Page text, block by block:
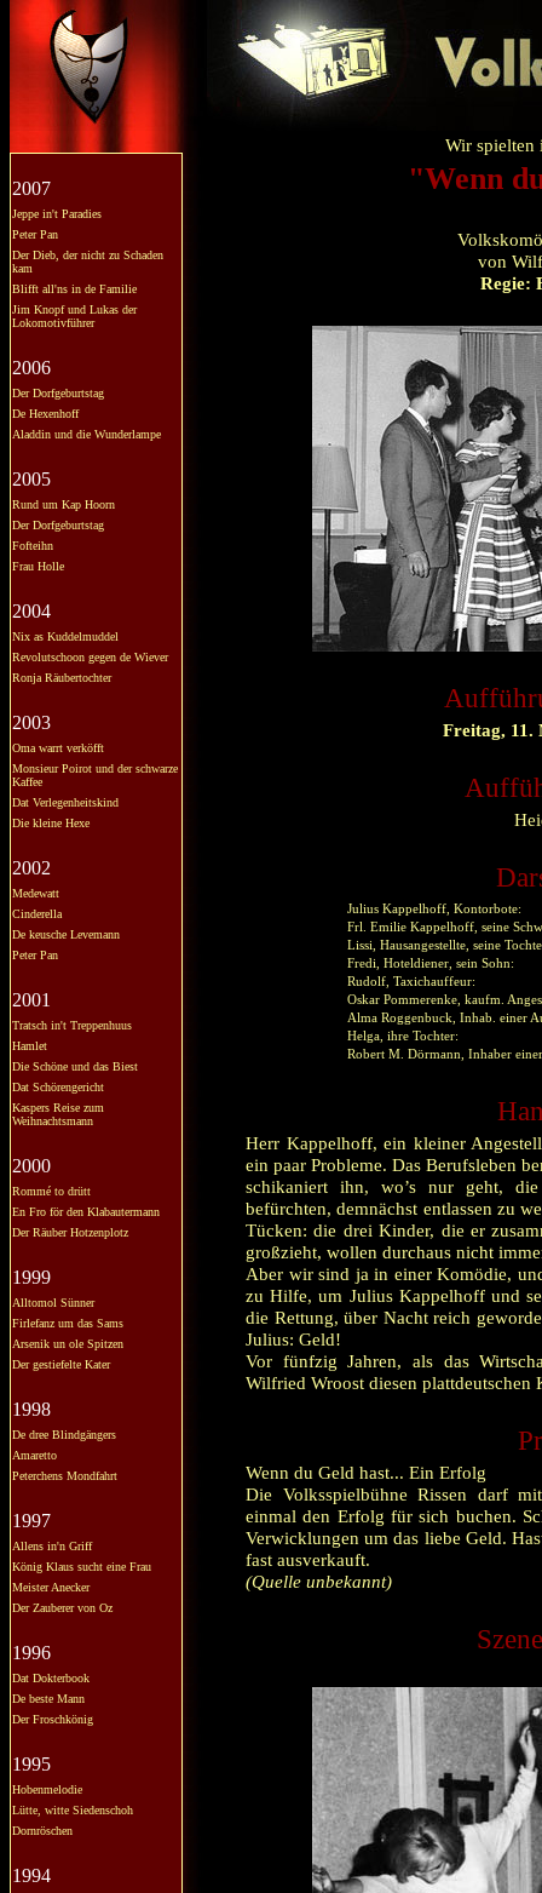
2007
Jeppe in't Paradies
Peter Pan
Der Dieb, der nicht zu Schaden
kam
Blifft all'ns in de Familie
Jim Knopf und Lukas der
Lokomotivführer
2006
Der Dorfgeburtstag
De Hexenhoff
Aladdin und die Wunderlampe
2005
Rund um Kap Hoorn
Der Dorfgeburtstag
Fofteihn
Frau Holle
2004
Nix as Kuddelmuddel
Revolutschoon gegen de Wiever
Ronja Räubertochter
2003
Oma warrt verköfft
Monsieur Poirot und der schwarze
Kaffee
Dat Verlegenheitskind
Die kleine Hexe
2002
Medewatt
Cinderella
De keusche Levemann
Peter Pan
2001
Tratsch in't Treppenhuus
Hamlet
Die Schöne und das Biest
Dat Schörengericht
Kaspers Reise zum
Weihnachtsmann
2000
Rommé to drütt
En Fro för den Klabautermann
Der Räuber Hotzenplotz
1999
Alltomol Sünner
Firlefanz um das Sams
Arsenik un ole Spitzen
Der gestiefelte Kater
1998
De dree Blindgängers
Amaretto
Peterchens Mondfahrt
1997
Allens in'n Griff
König Klaus sucht eine Frau
Meister Anecker
Der Zauberer von Oz
1996
Dat Dokterbook
De beste Mann
Der Froschkönig
1995
Hobenmelodie
Lütte, witte Siedenschoh
Dornröschen
1994
Wir spielten
"Wenn
von
Regie:
Freitag, 11.
Julius Kappelhoff, Kontorbote:
Frl. Emilie Kappelhoff, seine
Lissi, Hausangestellte, seine
Fredi, Hoteldiener, sein Sohn:
Rudolf, Taxichauffeur:
Oskar Pommerenke, kaufm.
Alma Roggenbuck, Inhab. einer
Helga, ihre Tochter:
Robert M. Dörmann, Inhaber
Herr Kappelhoff, ein kleiner
ein paar Probleme. Das Berufsleben
schikaniert ihn, wo’s nur geht,
befürchten, demnächst entlassen zu
Tücken: die drei Kinder, die er
großzieht, wollen durchaus nicht
Aber wir sind ja in einer Komödie,
zu Hilfe, um Julius Kappelhoff und
die Rettung, über Nacht reich
Julius: Geld!
Vor fünfzig Jahren, als das
Wilfried Wroost diesen
Wenn du Geld hast... Ein Erfolg
Die Volksspielbühne Rissen darf
einmal den Erfolg für sich buchen.
Verwicklungen um das liebe Geld.
fast ausverkauft.
(Quelle unbekannt)